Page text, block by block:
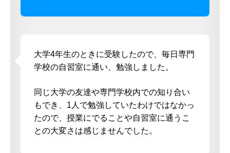
大学4年生のときに受験したので、毎日専門
学校の自習室に通い、勉強しました。
同じ大学の友達や専門学校内での知り合い
もでき、1人で勉強していたわけではなかっ
たので、授業にでることや自習室に通うこ
との大変さは感じませんでした。